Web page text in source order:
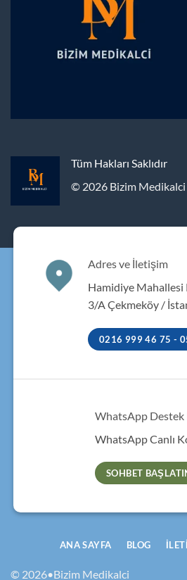
Tüm Hakları Saklıdır
© 2026 Bizim Medikalci
Adres ve İletişim
Hamidiye Mahallesi
3/A Çekmeköy /
0216 999 46 75 -
WhatsApp Destek
WhatsApp Canlı
SOHBET
© 2026•Bizim Medikalci
ANA SAYFA BLOG